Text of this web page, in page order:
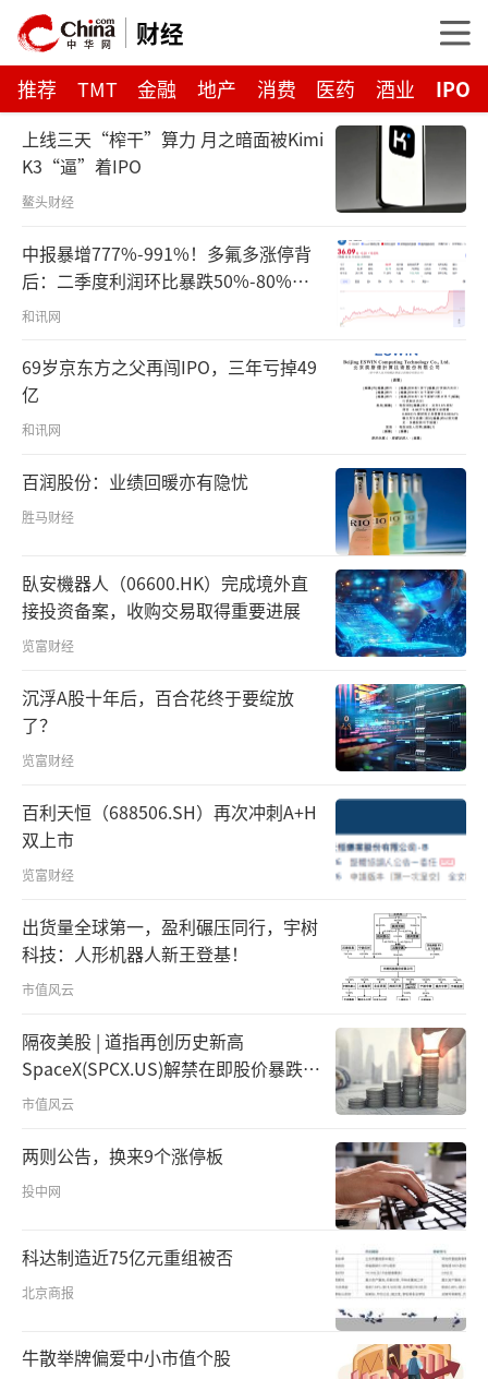
财经
推荐 TMT 金融 地产 消费 医药 酒业 IPO
上线三天“榨干”算力 月之暗面被Kimi
K3“逼”着IPO
鳌头财经
中报暴增777%-991%！多氟多涨停背
后：二季度利润环比暴跌50%-80%，
是黄金坑还是陷阱？
和讯网
69岁京东方之父再闯IPO，三年亏掉49
亿
和讯网
百润股份：业绩回暖亦有隐忧
胜马财经
臥安機器人（06600.HK）完成境外直
接投资备案，收购交易取得重要进展
览富财经
沉浮A股十年后，百合花终于要绽放
了？
览富财经
百利天恒（688506.SH）再次冲刺A+H
双上市
览富财经
出货量全球第一，盈利碾压同行，宇树
科技：人形机器人新王登基！
市值风云
隔夜美股 | 道指再创历史新高
SpaceX(SPCX.US)解禁在即股价暴跌超
13%
市值风云
两则公告，换来9个涨停板
投中网
科达制造近75亿元重组被否
北京商报
牛散举牌偏爱中小市值个股